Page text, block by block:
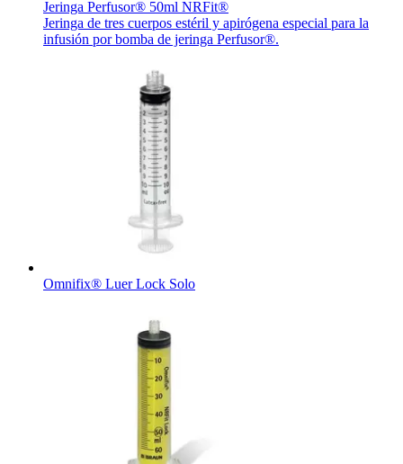
Jeringa Perfusor® 50ml NRFit®
Jeringa de tres cuerpos estéril y apirógena especial para la
infusión por bomba de jeringa Perfusor®.
Omnifix® Luer Lock Solo